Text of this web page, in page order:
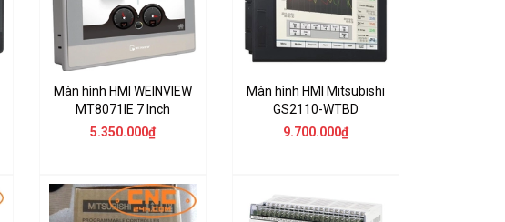
Màn hình HMI WEINVIEW
MT8071IE 7 Inch
5.350.000₫
Màn hình HMI Mitsubishi
GS2110-WTBD
9.700.000₫